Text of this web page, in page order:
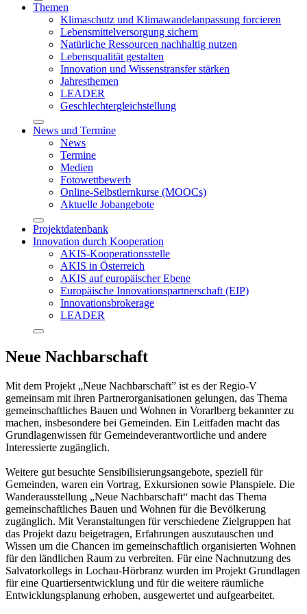
Themen
Klimaschutz und Klimawandelanpassung forcieren
Lebensmittelversorgung sichern
Natürliche Ressourcen nachhaltig nutzen
Lebensqualität gestalten
Innovation und Wissenstransfer stärken
Jahresthemen
LEADER
Geschlechtergleichstellung
News und Termine
News
Termine
Medien
Fotowettbewerb
Online-Selbstlernkurse (MOOCs)
Aktuelle Jobangebote
Projektdatenbank
Innovation durch Kooperation
AKIS-Kooperationsstelle
AKIS in Österreich
AKIS auf europäischer Ebene
Europäische Innovationspartnerschaft (EIP)
Innovationsbrokerage
LEADER
Neue Nachbarschaft
Mit dem Projekt „Neue Nachbarschaft” ist es der Regio-V
gemeinsam mit ihren Partnerorganisationen gelungen, das Thema
gemeinschaftliches Bauen und Wohnen in Vorarlberg bekannter zu
machen, insbesondere bei Gemeinden. Ein Leitfaden macht das
Grundlagenwissen für Gemeindeverantwortliche und andere
Interessierte zugänglich.
Weitere gut besuchte Sensibilisierungsangebote, speziell für
Gemeinden, waren ein Vortrag, Exkursionen sowie Planspiele. Die
Wanderausstellung „Neue Nachbarschaft“ macht das Thema
gemeinschaftliches Bauen und Wohnen für die Bevölkerung
zugänglich. Mit Veranstaltungen für verschiedene Zielgruppen hat
das Projekt dazu beigetragen, Erfahrungen auszutauschen und
Wissen um die Chancen im gemeinschaftlich organisierten Wohnen
für den ländlichen Raum zu verbreiten. Für eine Nachnutzung des
Salvatorkollegs in Lochau-Hörbranz wurden im Projekt Grundlagen
für eine Quartiersentwicklung und für die weitere räumliche
Entwicklungsplanung erhoben, ausgewertet und aufgearbeitet.